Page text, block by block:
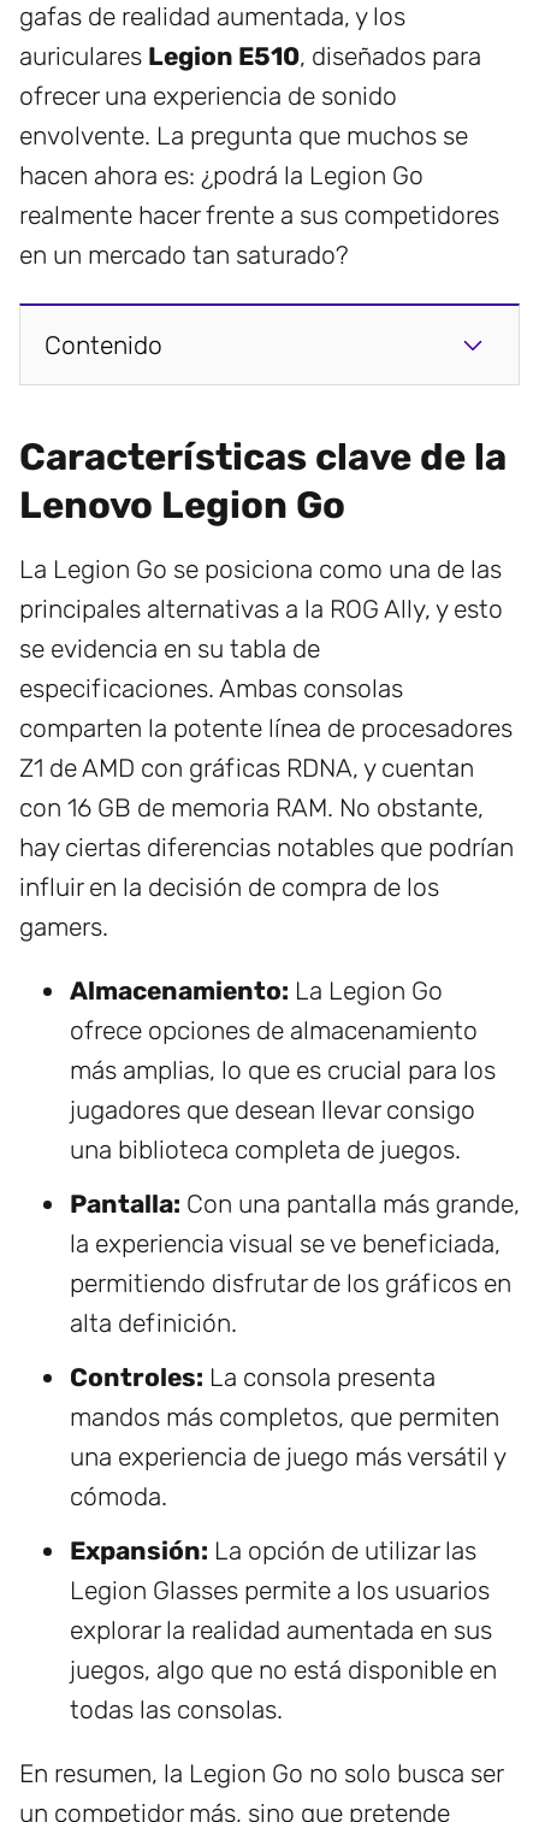
gafas de realidad aumentada, y los
auriculares Legion E510, diseñados para
ofrecer una experiencia de sonido
envolvente. La pregunta que muchos se
hacen ahora es: ¿podrá la Legion Go
realmente hacer frente a sus competidores
en un mercado tan saturado?
Contenido
Características clave de la
Lenovo Legion Go
La Legion Go se posiciona como una de las
principales alternativas a la ROG Ally, y esto
se evidencia en su tabla de
especificaciones. Ambas consolas
comparten la potente línea de procesadores
Z1 de AMD con gráficas RDNA, y cuentan
con 16 GB de memoria RAM. No obstante,
hay ciertas diferencias notables que podrían
influir en la decisión de compra de los
gamers.
Almacenamiento: La Legion Go
ofrece opciones de almacenamiento
más amplias, lo que es crucial para los
jugadores que desean llevar consigo
una biblioteca completa de juegos.
Pantalla: Con una pantalla más grande,
la experiencia visual se ve beneficiada,
permitiendo disfrutar de los gráficos en
alta definición.
Controles: La consola presenta
mandos más completos, que permiten
una experiencia de juego más versátil y
cómoda.
Expansión: La opción de utilizar las
Legion Glasses permite a los usuarios
explorar la realidad aumentada en sus
juegos, algo que no está disponible en
todas las consolas.
En resumen, la Legion Go no solo busca ser
un competidor más, sino que pretende